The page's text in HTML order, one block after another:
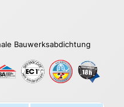
Bauwerksabdichtung